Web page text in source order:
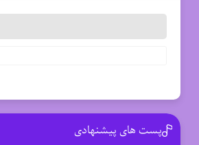
پست های پیشنهادی